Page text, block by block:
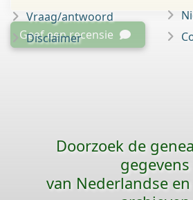
Geef een recensie
Vraag/antwoord
Disclaimer
Doorzoek de
gegevens
van Nederlandse